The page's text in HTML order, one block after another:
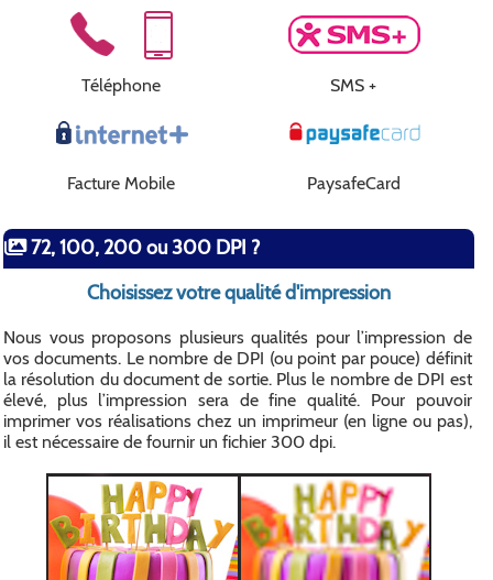
Téléphone SMS +
Facture Mobile PaysafeCard
72, 100, 200 ou 300 DPI ?
Choisissez votre qualité d'impression
Nous vous proposons plusieurs qualités pour l’impression de
vos documents. Le nombre de DPI (ou point par pouce) définit
la résolution du document de sortie. Plus le nombre de DPI est
élevé, plus l’impression sera de fine qualité. Pour pouvoir
imprimer vos réalisations chez un imprimeur (en ligne ou pas),
il est nécessaire de fournir un fichier 300 dpi.